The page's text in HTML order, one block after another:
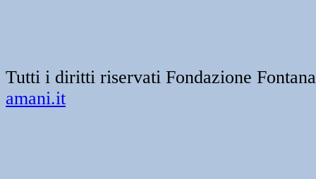
Tutti i diritti riservati Fondazione
amani.it